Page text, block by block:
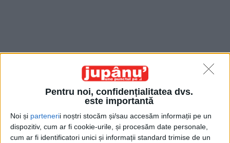
Pentru noi, confidențialitatea dvs.
este importantă
Noi și partenerii noștri stocăm și/sau accesăm informații pe un
dispozitiv, cum ar fi cookie-urile, și procesăm date personale,
cum ar fi identificatori unici și informații standard trimise de un